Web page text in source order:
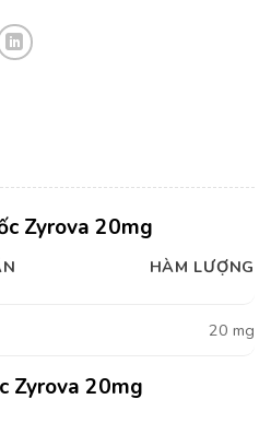
Zyrova 20mg
HÀM LƯỢNG
20 mg
Zyrova 20mg